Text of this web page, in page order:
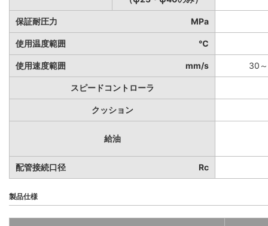
保証耐圧力 MPa
使用温度範囲 ℃
使用速度範囲 mm/s 30
スピードコントローラ
クッション
給油
配管接続口径 Rc
製品仕様